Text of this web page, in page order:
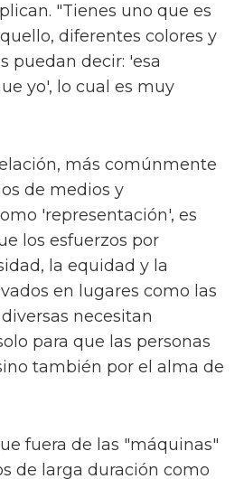
"Tienes uno que es
diferentes colores y
puedan decir: 'esa
yo', lo cual es muy
más comúnmente
de medios y
'representación', es
los esfuerzos por
la equidad y la
en lugares como las
necesitan
para que las personas
también por el alma de
fuera de las "máquinas"
de larga duración como